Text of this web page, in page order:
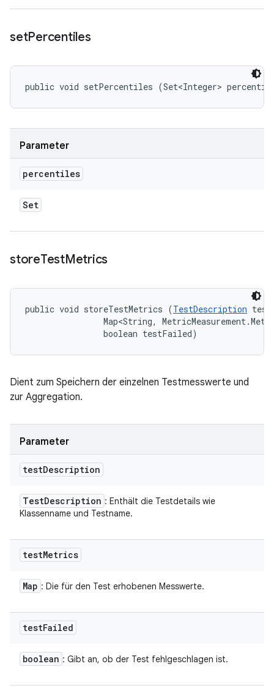
setPercentiles
public void setPercentiles (Set<Integer>
Parameter
percentiles
Set
storeTestMetrics
public void storeTestMetrics (TestDescription
Map<String,
                boolean testFailed)
Dient zum Speichern der einzelnen Testmesswerte und
zur Aggregation.
Parameter
testDescription
TestDescription : Enthält die Testdetails wie
Klassenname und Testname.
testMetrics
Map : Die für den Test erhobenen Messwerte.
testFailed
boolean : Gibt an, ob der Test fehlgeschlagen ist.